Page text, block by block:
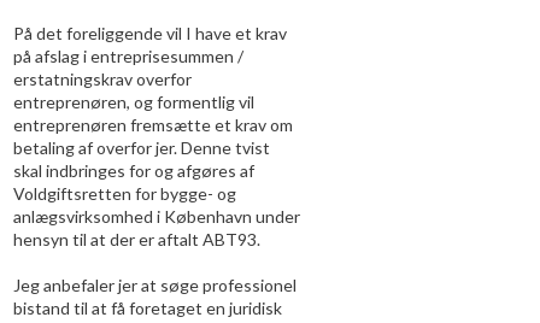
På det foreliggende vil I have et krav
på afslag i entreprisesummen /
erstatningskrav overfor
entreprenøren, og formentlig vil
entreprenøren fremsætte et krav om
betaling af overfor jer. Denne tvist
skal indbringes for og afgøres af
Voldgiftsretten for bygge- og
anlægsvirksomhed i København under
hensyn til at der er aftalt ABT93.
Jeg anbefaler jer at søge professionel
bistand til at få foretaget en juridisk